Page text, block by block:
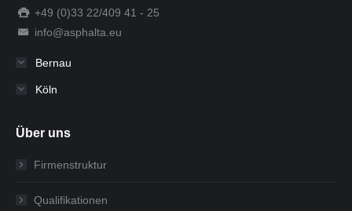
+49 (0)33 22/409 41 - 25
info@asphalta.eu
Bernau
Köln
Über uns
Firmenstruktur
Qualifikationen